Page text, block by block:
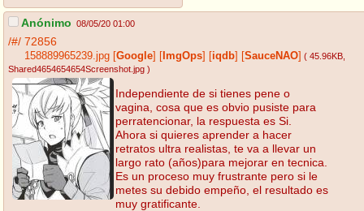
Anónimo 08/05/20 01:00
/#/ 72856
158889965239.jpg Google ImgOps iqdb SauceNAO ( 45.96KB
Shared4654654654Screenshot.jpg )
Independiente de si tienes pene o
vagina, cosa que es obvio pusiste para
perratencionar, la respuesta es Si.
Ahora si quieres aprender a hacer
retratos ultra realistas, te va a llevar un
largo rato (años)para mejorar en tecnica.
Es un proceso muy frustrante pero si le
metes su debido empeño, el resultado es
muy gratificante.